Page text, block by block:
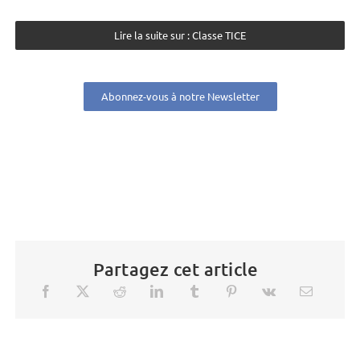
Lire la suite sur : Classe TICE
Abonnez-vous à notre Newsletter
Partagez cet article